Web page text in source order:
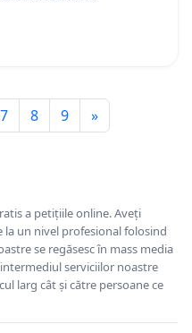
în Danemarca de
7 8 9 »
a petițiile online. Aveți
un nivel profesional folosind
se regăsesc în mass media
serviciilor noastre
larg cât și către persoane ce